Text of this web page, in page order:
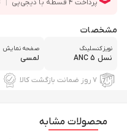
مشخصات
نویزکنسلینگ
نسل 5 ANC
صفحه نمایش
لمسی
۷ روز ضمانت بازگشت کالا
محصولات مشابه